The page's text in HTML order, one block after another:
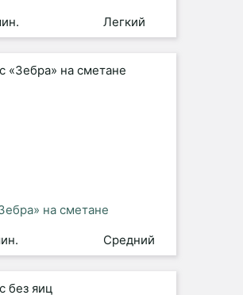
Легкий
на сметане
Средний